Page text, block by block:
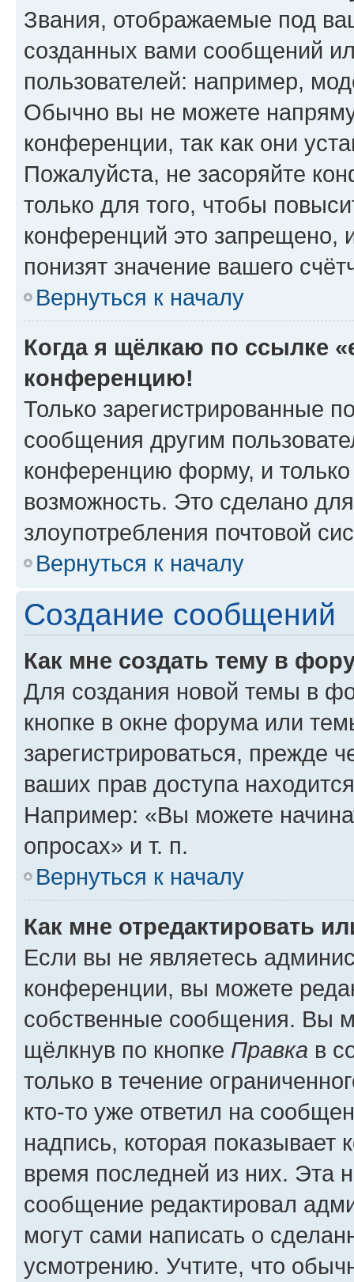
Звания, отображаемые под
созданных вами сообщений
пользователей: например,
Обычно вы не можете
конференции, так как они
Пожалуйста, не засоряйте
только для того, чтобы
конференций это запрещено,
понизят значение вашего
Вернуться к началу
Когда я щёлкаю по ссылке
конференцию!
Только зарегистрированные
сообщения другим
конференцию форму, и
возможность. Это сделано
злоупотребления почтовой
Вернуться к началу
Создание сообщений
Как мне создать тему в
Для создания новой темы в
кнопке в окне форума или
зарегистрироваться, прежде
ваших прав доступа
Например: «Вы можете
опросах» и т. п.
Вернуться к началу
Как мне отредактировать
Если вы не являетесь
конференции, вы можете
собственные сообщения. Вы
щёлкнув по кнопке Правка в
только в течение
кто-то уже ответил на
надпись, которая показывает
время последней из них. Эта
сообщение редактировал
могут сами написать о
усмотрению. Учтите, что